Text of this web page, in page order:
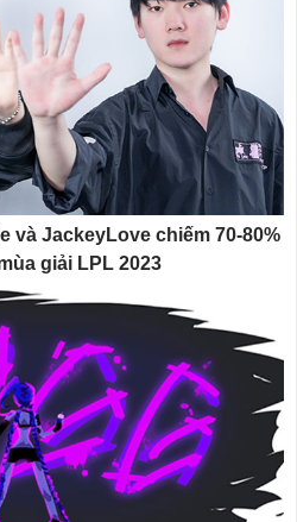
và JackeyLove chiếm 70-80%
giải LPL 2023